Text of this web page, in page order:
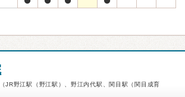
JR野江駅（野江駅）、野江内代駅、関目駅（関目成育